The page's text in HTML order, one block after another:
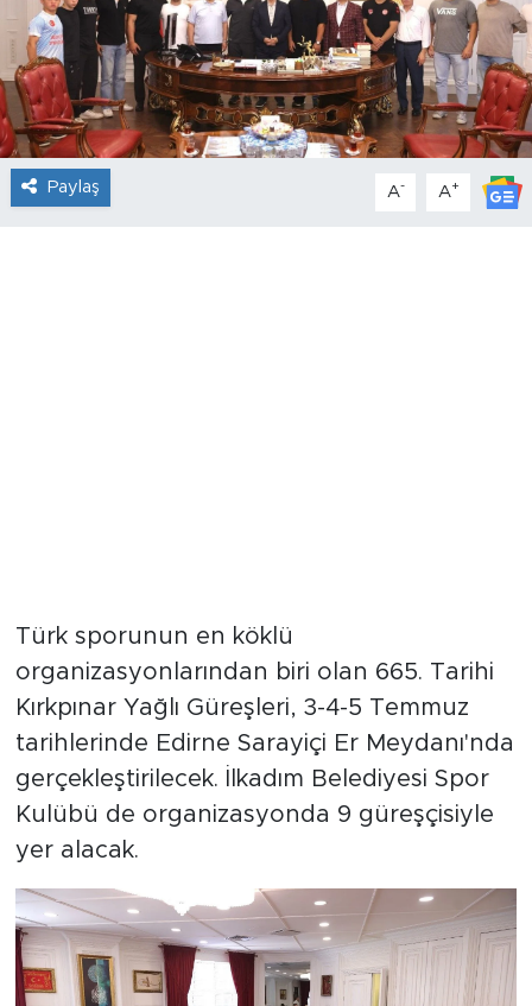
Paylaş A- A+
Türk sporunun en köklü
organizasyonlarından biri olan 665. Tarihi
Kırkpınar Yağlı Güreşleri, 3-4-5 Temmuz
tarihlerinde Edirne Sarayiçi Er Meydanı'nda
gerçekleştirilecek. İlkadım Belediyesi Spor
Kulübü de organizasyonda 9 güreşçisiyle
yer alacak.